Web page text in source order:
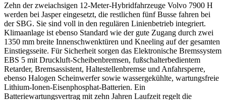
Zehn der zweiachsigen 12-Meter-Hybridfahrzeuge Volvo 7900 H
werden bei Jasper eingesetzt, die restlichen fünf Busse fahren bei
der SBG. Sie sind voll in den regulären Linienbetrieb integriert.
Klimaanlage ist ebenso Standard wie der gute Zugang durch zwei
1350 mm breite Innenschwenktüren und Kneeling auf der gesamten
Einstiegsseite. Für Sicherheit sorgen das Elektronische Bremssystem
EBS 5 mit Druckluft-Scheibenbremsen, fußschalterbedientem
Retarder, Bremsassistent, Haltestellenbremse und Anfahrsperre,
ebenso Halogen Scheinwerfer sowie wassergekühlte, wartungsfreie
Lithium-Ionen-Eisenphosphat-Batterien. Ein
Batteriewartungsvertrag mit zehn Jahren Laufzeit regelt die